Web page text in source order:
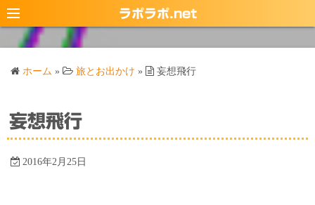
コ
ン
ス
キ
ラポラポ.net
ホーム » 旅とお出かけ » 妄想飛行
妄想飛行
2016年2月25日